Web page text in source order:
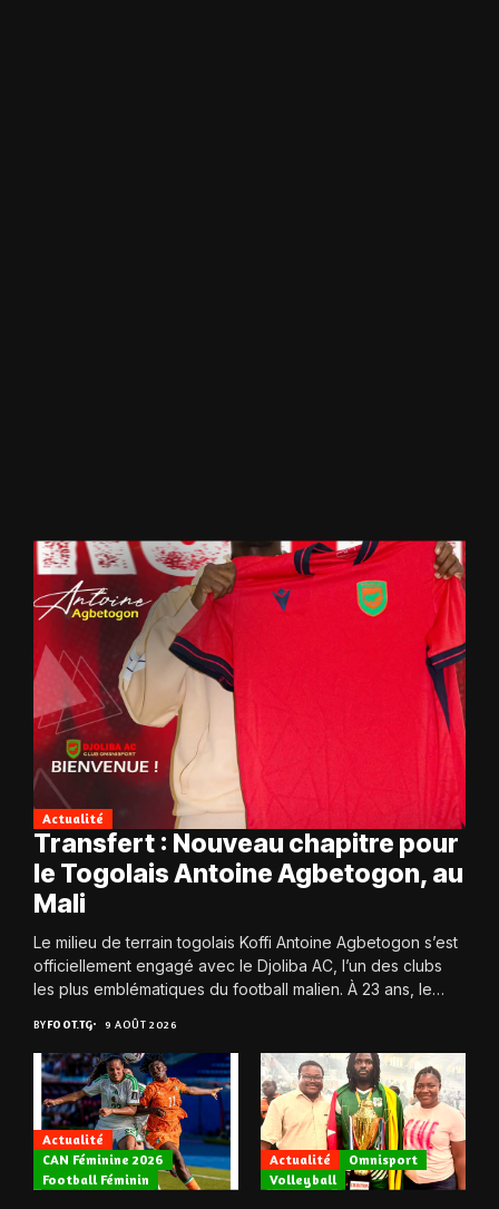
Actualité
Transfert : Nouveau chapitre pour
le Togolais Antoine Agbetogon, au
Mali
Le milieu de terrain togolais Koffi Antoine Agbetogon s’est
officiellement engagé avec le Djoliba AC, l’un des clubs
les plus emblématiques du football malien. À 23 ans, le
BYFOOT.TG 9 AOÛT 2026
Actualité
CAN Féminine 2026
Football Féminin
Actualité
Omnisport
Volleyball